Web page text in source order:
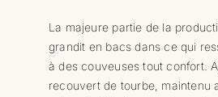
La majeure partie de la
grandit en bacs dans ce qui
à des couveuses tout confort.
recouvert de tourbe, maintenu